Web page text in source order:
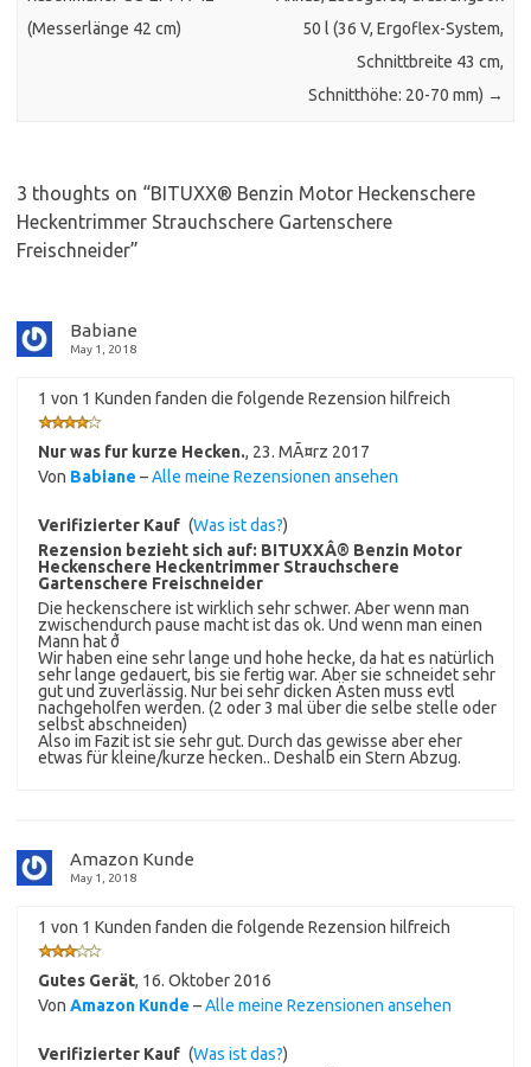
(Messerlänge 42 cm)
50 l (36 V, Ergoflex-System,
Schnittbreite 43 cm,
Schnitthöhe: 20-70 mm) →
3 thoughts on “BITUXX® Benzin Motor Heckenschere
Heckentrimmer Strauchschere Gartenschere
Freischneider”
Babiane
May 1, 2018
1 von 1 Kunden fanden die folgende Rezension hilfreich
Nur was fur kurze Hecken., 23. MÃ¤rz 2017
Von Babiane –Alle meine Rezensionen ansehen
Verifizierter Kauf (Was ist das?)
Rezension bezieht sich auf: BITUXXÂ® Benzin Motor
Heckenschere Heckentrimmer Strauchschere
Gartenschere Freischneider
Die heckenschere ist wirklich sehr schwer. Aber wenn man
zwischendurch pause macht ist das ok. Und wenn man einen
Mann hat ð
Wir haben eine sehr lange und hohe hecke, da hat es natürlich
sehr lange gedauert, bis sie fertig war. Aber sie schneidet sehr
gut und zuverlässig. Nur bei sehr dicken Ästen muss evtl
nachgeholfen werden. (2 oder 3 mal über die selbe stelle oder
selbst abschneiden)
Also im Fazit ist sie sehr gut. Durch das gewisse aber eher
etwas für kleine/kurze hecken.. Deshalb ein Stern Abzug.
Amazon Kunde
May 1, 2018
1 von 1 Kunden fanden die folgende Rezension hilfreich
Gutes Gerät, 16. Oktober 2016
Von Amazon Kunde –Alle meine Rezensionen ansehen
Verifizierter Kauf (Was ist das?)